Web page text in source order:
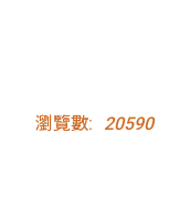
瀏覽數: 20590